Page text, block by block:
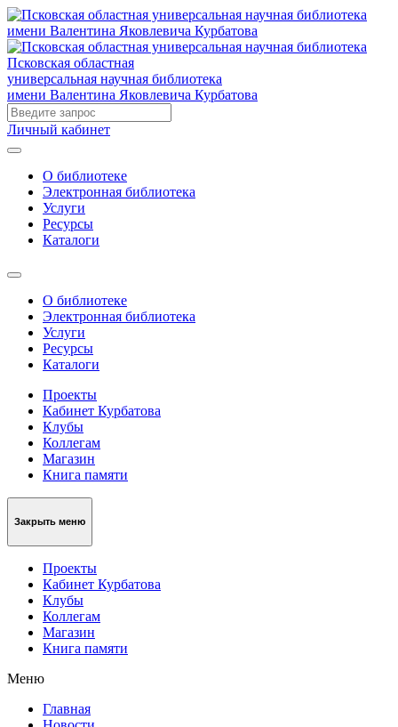
Псковская областная
универсальная научная библиотека
имени Валентина Яковлевича Курбатова
Личный кабинет
О библиотеке
Электронная библиотека
Услуги
Ресурсы
Каталоги
О библиотеке
Электронная библиотека
Услуги
Ресурсы
Каталоги
Проекты
Кабинет Курбатова
Клубы
Коллегам
Магазин
Книга памяти
Закрыть меню
Проекты
Кабинет Курбатова
Клубы
Коллегам
Магазин
Книга памяти
Меню
Главная